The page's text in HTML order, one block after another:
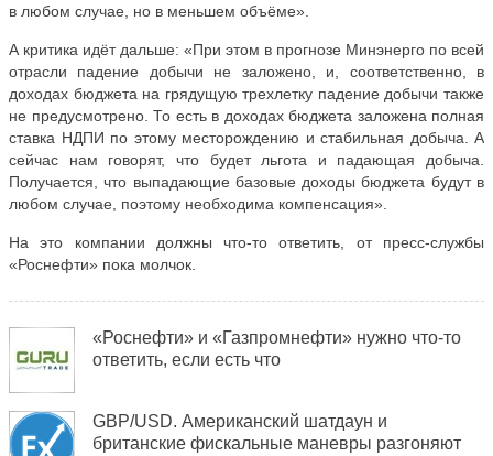
в любом случае, но в меньшем объёме».
А критика идёт дальше: «При этом в прогнозе Минэнерго по всей
отрасли падение добычи не заложено, и, соответственно, в
доходах бюджета на грядущую трехлетку падение добычи также
не предусмотрено. То есть в доходах бюджета заложена полная
ставка НДПИ по этому месторождению и стабильная добыча. А
сейчас нам говорят, что будет льгота и падающая добыча.
Получается, что выпадающие базовые доходы бюджета будут в
любом случае, поэтому необходима компенсация».
На это компании должны что-то ответить, от пресс-службы
«Роснефти» пока молчок.
«Роснефти» и «Газпромнефти» нужно что-то
ответить, если есть что
GBP/USD. Американский шатдаун и
британские фискальные маневры разгоняют